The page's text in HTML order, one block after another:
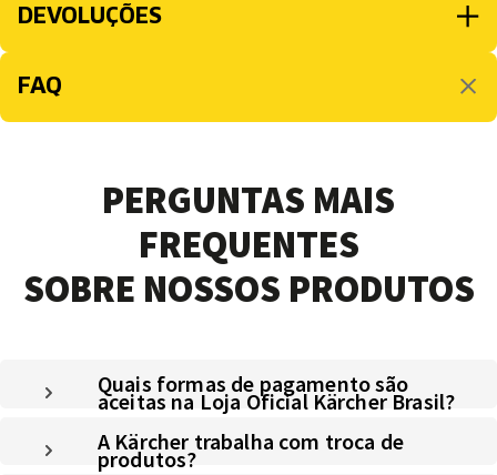
DEVOLUÇÕES
FAQ
PERGUNTAS MAIS
FREQUENTES
SOBRE NOSSOS PRODUTOS
Quais formas de pagamento são
aceitas na Loja Oficial Kärcher Brasil?
A Kärcher trabalha com troca de
produtos?